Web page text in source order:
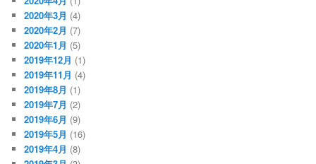
2020年3月 (4)
2020年2月 (7)
2020年1月 (5)
2019年12月 (1)
2019年11月 (4)
2019年8月 (1)
2019年7月 (2)
2019年6月 (9)
2019年5月 (16)
2019年4月 (8)